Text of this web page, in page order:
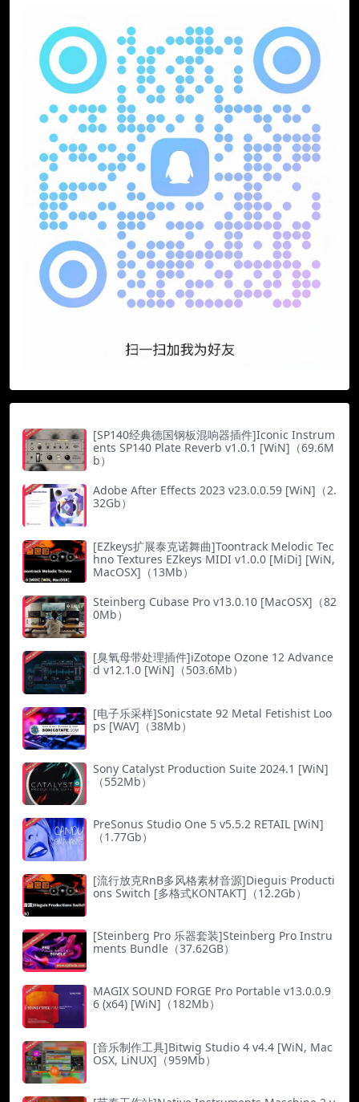
[SP140经典德国钢板混响器插件]Iconic Instrum
ents SP140 Plate Reverb v1.0.1 [WiN]（69.6M
b）
Adobe After Effects 2023 v23.0.0.59 [WiN]（2.
32Gb）
[EZkeys扩展泰克诺舞曲]Toontrack Melodic Tec
hno Textures EZkeys MIDI v1.0.0 [MiDi] [WiN,
MacOSX]（13Mb）
Steinberg Cubase Pro v13.0.10 [MacOSX]（82
0Mb）
[臭氧母带处理插件]iZotope Ozone 12 Advance
d v12.1.0 [WiN]（503.6Mb）
[电子乐采样]Sonicstate 92 Metal Fetishist Loo
ps [WAV]（38Mb）
Sony Catalyst Production Suite 2024.1 [WiN]
（552Mb）
PreSonus Studio One 5 v5.5.2 RETAIL [WiN]
（1.77Gb）
[流行放克RnB多风格素材音源]Dieguis Producti
ons Switch [多格式KONTAKT]（12.2Gb）
[Steinberg Pro 乐器套装]Steinberg Pro Instru
ments Bundle（37.62GB）
MAGIX SOUND FORGE Pro Portable v13.0.0.9
6 (x64) [WiN]（182Mb）
[音乐制作工具]Bitwig Studio 4 v4.4 [WiN, Mac
OSX, LiNUX]（959Mb）